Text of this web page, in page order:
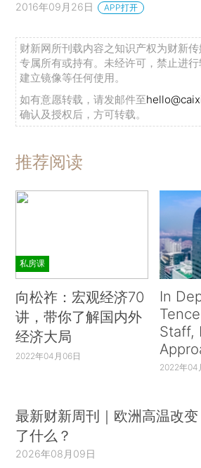
2016年09月26日 APP打开
财新网所刊载内容之知识产权为财新
专属所有或持有。未经许可，禁止进
建立镜像等任何使用。
如有意愿转载，请发邮件至
确认及授权后，方可转载。
推荐阅读
私房课
向松祚：宏观经济70
讲，带你了解国内外
经济大局
2022年04月06日
In
Staff,
2022年04
最新财新周刊｜欧洲高温改变
了什么？
2026年08月09日